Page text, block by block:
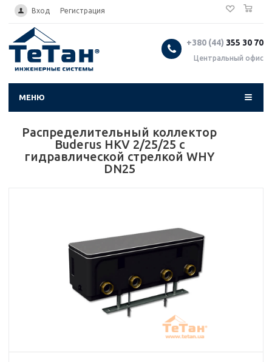
... Вход Регистрация
+380 (44) 355 30 70
Центральный офис
МЕНЮ
Распределительный коллектор
Buderus HKV 2/25/25 с
гидравлической стрелкой WHY
DN25